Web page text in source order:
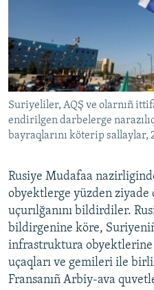
Українською
QOŞULIÑIZ!
Suriyeliler, AQŞ ve olarnıñ
endirilgen darbelerge
bayraqlarını köterip sallaylar,
Rusiye Mudafaa
obyektlerge yüzden ziyade
uçurılğanını bildirdiler.
bildirgenine köre,
infrastruktura obyektlerine
uçaqları ve gemileri ile
Fransanıñ Arbiy-ava